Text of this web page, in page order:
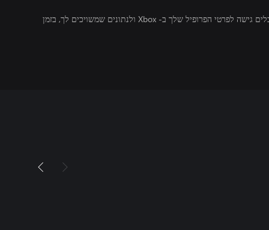
מפרסמים של משחקים שאתה מפעיל מקבלים גישה לפרטי הפרופיל שלך ב- Xbox ולנתונים שמשויכים לך, בזמן